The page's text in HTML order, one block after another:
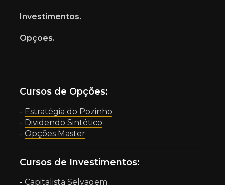
Investimentos.
Opções.
Cursos de Opções:
- Estratégia do Pozinho
- Dividendo Sintético
- Opções Master
Cursos de Investimentos:
- Capitalista Selvagem